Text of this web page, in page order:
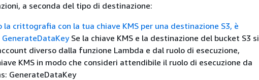
a seconda del tipo di destinazione:
la crittografia con la tua chiave KMS per una destinazione S3, è
Se la chiave KMS e la destinazione del bucket S3 si
diverso dalla funzione Lambda e dal ruolo di esecuzione,
KMS in modo che consideri attendibile il ruolo di esecuzione da
GenerateDataKey